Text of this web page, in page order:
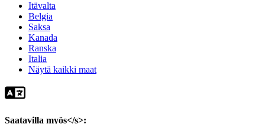
Itävalta
Belgia
Saksa
Kanada
Ranska
Italia
Näytä kaikki maat
Saatavilla myös</s>: